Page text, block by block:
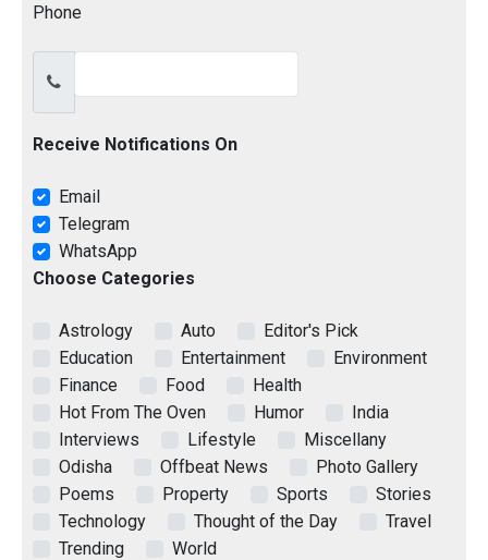
Phone
Receive Notifications On
Email
Telegram
WhatsApp
Choose Categories
Astrology Auto
Editor's Pick
Education
Entertainment
Environment
Finance
Food
Health
Hot From The Oven
Humor
India
Interviews
Lifestyle
Miscellany
Odisha
Offbeat News
Photo Gallery
Poems
Property Sports
Stories
Technology
Thought of the Day
Travel
Trending
World